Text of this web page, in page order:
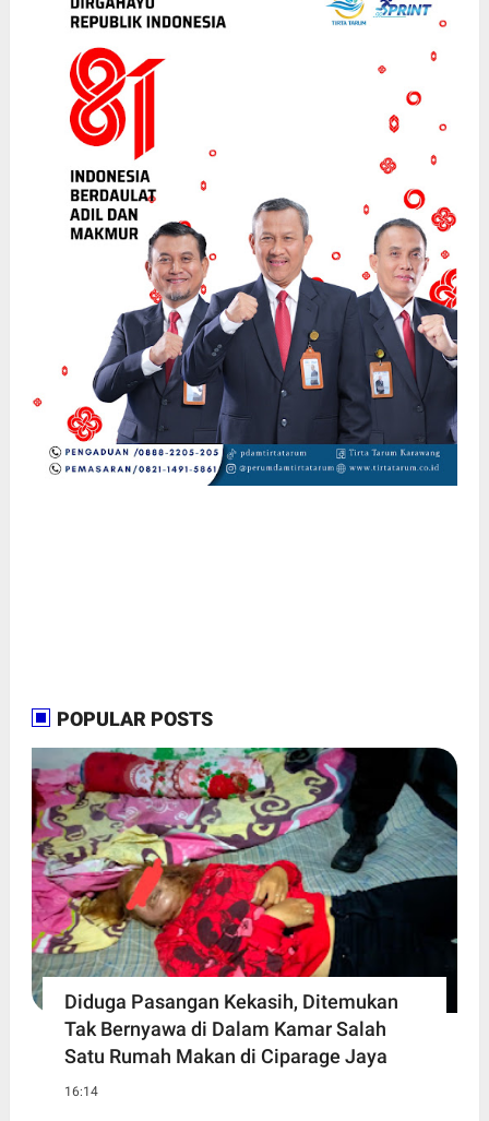
POPULAR POSTS
Diduga Pasangan Kekasih, Ditemukan
Tak Bernyawa di Dalam Kamar Salah
Satu Rumah Makan di Ciparage Jaya
16:14